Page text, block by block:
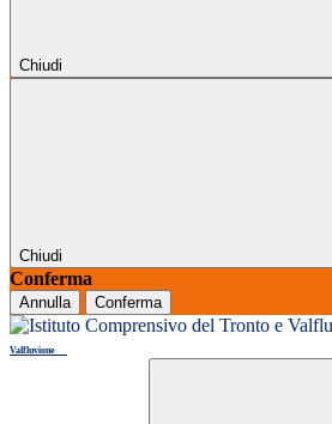
Chiudi
Chiudi
Conferma
Annulla Conferma
Valfluvione